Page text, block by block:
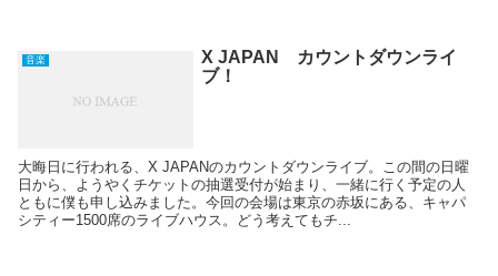
音楽
X JAPAN カウントダウンライ
ブ！
大晦日に行われる、X JAPANのカウントダウンライブ。この間の日曜
日から、ようやくチケットの抽選受付が始まり、一緒に行く予定の人
ともに僕も申し込みました。今回の会場は東京の赤坂にある、キャパ
シティー1500席のライブハウス。どう考えてもチ...